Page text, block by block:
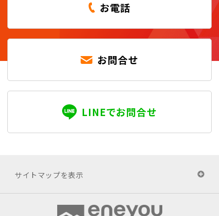
お電話
お問合せ
LINEでお問合せ
サイトマップを表示